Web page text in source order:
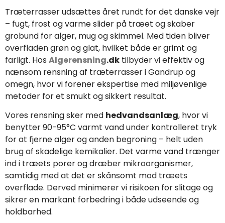
Træterrasser udsættes året rundt for det danske vejr
– fugt, frost og varme slider på træet og skaber
grobund for alger, mug og skimmel. Med tiden bliver
overfladen grøn og glat, hvilket både er grimt og
farligt. Hos Algerensning.dk tilbyder vi effektiv og
nænsom rensning af træterrasser i Gandrup og
omegn, hvor vi forener ekspertise med miljøvenlige
metoder for et smukt og sikkert resultat.
Vores rensning sker med hedvandsanlæg, hvor vi
benytter 90-95°C varmt vand under kontrolleret tryk
for at fjerne alger og anden begroning – helt uden
brug af skadelige kemikalier. Det varme vand trænger
ind i træets porer og dræber mikroorganismer,
samtidig med at det er skånsomt mod træets
overflade. Derved minimerer vi risikoen for slitage og
sikrer en markant forbedring i både udseende og
holdbarhed.